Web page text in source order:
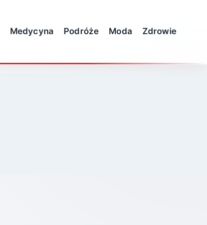
Medycyna Podróże Moda Zdrowie